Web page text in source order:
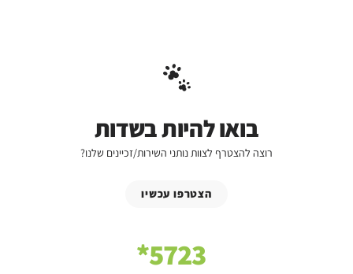
בואו להיות בשדות
רוצה להצטרף לצוות נותני השירות/זכיינים שלנו?
הצטרפו עכשיו
5723*